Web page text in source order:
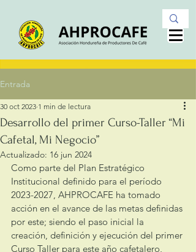
Entrada
Desarrollo del primer Curso-Taller “Mi
Cafetal, Mi Negocio”
30 oct 2023 1 min de lectura
Actualizado: 16 jun 2024
Como parte del Plan Estratégico
Institucional definido para el período
2023-2027, AHPROCAFE ha tomado
acción en el avance de las metas definidas
por este; siendo el paso inicial la
creación, definición y ejecución del primer
Curso Taller para este año cafetalero,